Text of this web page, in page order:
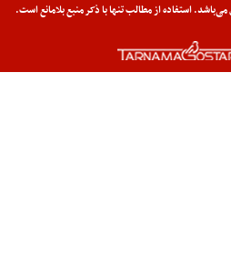
استفاده از مطالب تنها با ذکر منبع بلامانع است.